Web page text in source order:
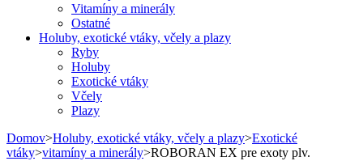
Vitamíny a minerály
Ostatné
Holuby, exotické vtáky, včely a plazy
Ryby
Holuby
Exotické vtáky
Včely
Plazy
Domov>Holuby, exotické vtáky, včely a plazy>Exotické
vtáky>vitamíny a minerály>ROBORAN EX pre exoty plv.